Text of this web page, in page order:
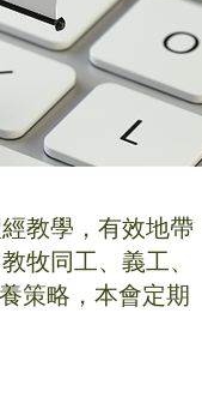
教學，有效地帶
牧同工、義工、
策略，本會定期